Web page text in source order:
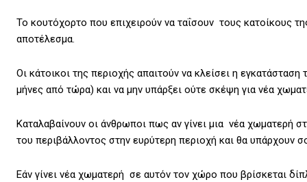
Το κουτόχορτο που επιχειρούν να ταΐσουν τους κατοίκους
αποτέλεσμα.
Οι κάτοικοι της περιοχής απαιτούν να κλείσει η
μήνες από τώρα) και να μην υπάρξει ούτε σκέψη για νέα
Καταλαβαίνουν οι άνθρωποι πως αν γίνει μια νέα χωματερή
του περιβάλλοντος στην ευρύτερη περιοχή και θα υπάρχουν
Εάν γίνει νέα χωματερή σε αυτόν τον χώρο που βρίσκεται